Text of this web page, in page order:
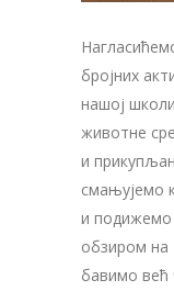
бројних
нашој
животне
и
смањујемо
и подижемо
обзиром на
бавимо већ